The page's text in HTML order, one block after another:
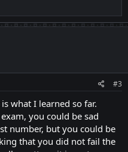
#3
what I learned so far.
you could be sad
number, but you could be
that you did not fail the